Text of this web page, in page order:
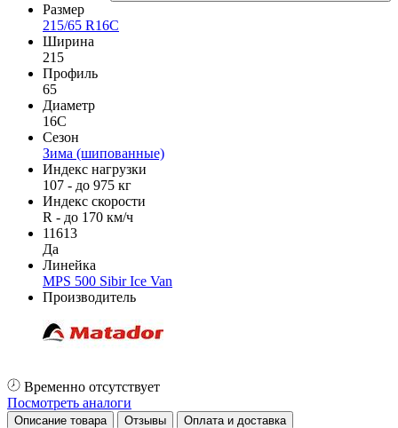
Размер
215/65 R16C
Ширина
215
Профиль
65
Диаметр
16C
Сезон
Зима (шипованные)
Индекс нагрузки
107 - до 975 кг
Индекс скорости
R - до 170 км/ч
11613
Да
Линейка
MPS 500 Sibir Ice Van
Производитель
Временно отсутствует
Посмотреть аналоги
Описание товара Отзывы Оплата и доставка